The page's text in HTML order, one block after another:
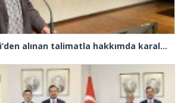
Şadi Yazıcı, “Silivri’den alınan talimatla hakkımda karalama kampanyası yürütülüyor”